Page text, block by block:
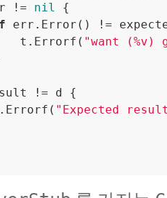
!= nil
{
err.Error() !=
t.Errorf(
"want (%v)
!= d {
"Expected